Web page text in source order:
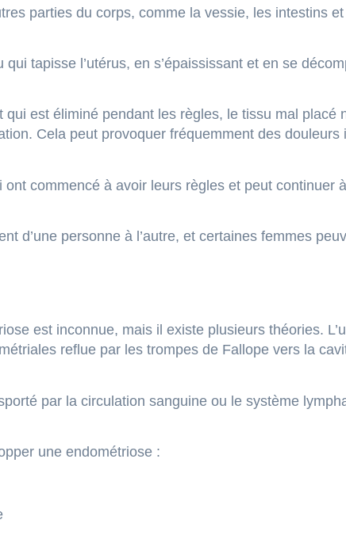
parties du corps, comme la vessie, les intestins
tapisse l’utérus, en s’épaississant et en se
est éliminé pendant les règles, le tissu mal placé
Cela peut provoquer fréquemment des
commencé à avoir leurs règles et peut continuer
d’une personne à l’autre, et certaines femmes
est inconnue, mais il existe plusieurs théories.
reflue par les trompes de Fallope vers la
par la circulation sanguine ou le système
une endométriose :